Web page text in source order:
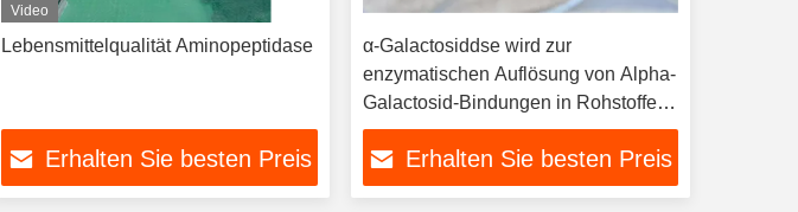
Video
Lebensmittelqualität Aminopeptidase
Erhalten Sie besten Preis
α-Galactosiddse wird zur
enzymatischen Auflösung von Alpha-
Galactosid-Bindungen in Rohstoffen
und zur Verringerung von Poly-
Flatulenzfaktoren und zur
Verbesserung der Produktqualität
Erhalten Sie besten Preis